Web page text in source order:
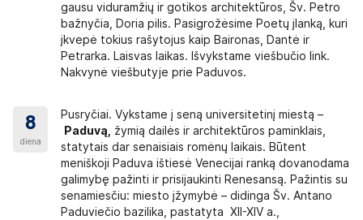
gausu viduramžių ir gotikos architektūros, Šv. Petro
bažnyčia, Doria pilis. Pasigrožėsime Poetų įlanką, kuri
įkvepė tokius rašytojus kaip Baironas, Dantė ir
Petrarka. Laisvas laikas. Išvykstame viešbučio link.
Nakvynė viešbutyje prie Paduvos.
8
diena
Pusryčiai. Vykstame į seną universitetinį miestą –
Paduvą,
žymią dailės ir architektūros paminklais,
statytais dar senaisiais romėnų laikais. Būtent
meniškoji Paduva ištiesė Venecijai ranką dovanodama
galimybę pažinti ir prisijaukinti Renesansą. Pažintis su
senamiesčiu: miesto įžymybė – didinga Šv. Antano
Paduviečio bazilika, pastatyta XII-XIV a.,